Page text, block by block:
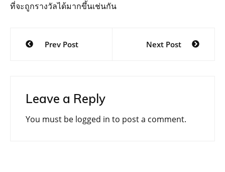
ที่จะถูกรางวัลได้มากขึ้นเช่นกัน
Post
navigation
Prev Post Next Post
Leave a Reply
You must be logged in to post a comment.